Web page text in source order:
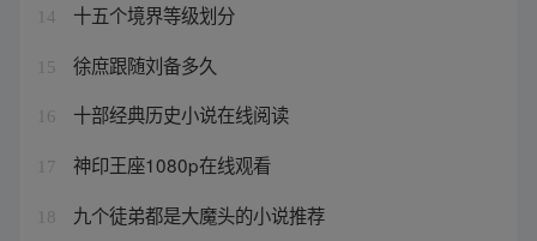
14 十五个境界等级划分
15 徐庶跟随刘备多久
16 十部经典历史小说在线阅读
17 神印王座1080p在线观看
18 九个徒弟都是大魔头的小说推荐